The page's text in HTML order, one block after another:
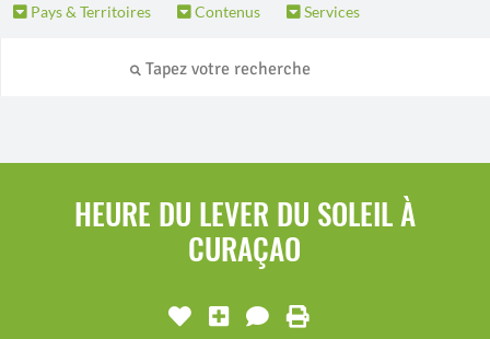
Pays & Territoires Contenus Services
HEURE DU LEVER DU SOLEIL À
CURAÇAO